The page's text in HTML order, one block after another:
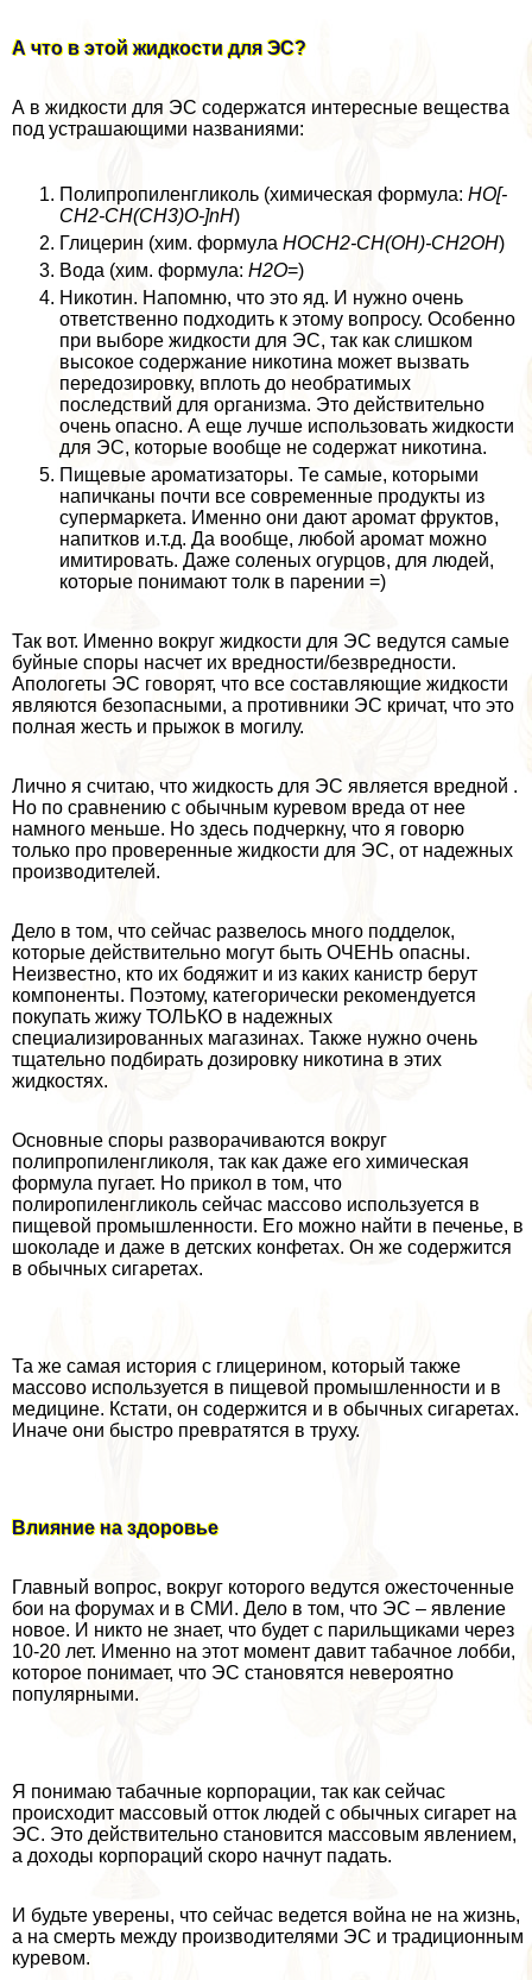
А что в этой жидкости для ЭС?
А в жидкости для ЭС содержатся интересные вещества
под устрашающими названиями:
Полипропиленгликоль (химическая формула: HO[-
CH2-CH(CH3)O-]nH)
Глицерин (хим. формула HOCH2-CH(OH)-CH2OH)
Вода (хим. формула: H2O=)
Никотин. Напомню, что это яд. И нужно очень
ответственно подходить к этому вопросу. Особенно
при выборе жидкости для ЭС, так как слишком
высокое содержание никотина может вызвать
передозировку, вплоть до необратимых
последствий для организма. Это действительно
очень опасно. А еще лучше использовать жидкости
для ЭС, которые вообще не содержат никотина.
Пищевые ароматизаторы. Те самые, которыми
напичканы почти все современные продукты из
супермаркета. Именно они дают аромат фруктов,
напитков и.т.д. Да вообще, любой аромат можно
имитировать. Даже соленых огурцов, для людей,
которые понимают толк в парении =)
Так вот. Именно вокруг жидкости для ЭС ведутся самые
буйные споры насчет их вредности/безвредности.
Апологеты ЭС говорят, что все составляющие жидкости
являются безопасными, а противники ЭС кричат, что это
полная жесть и прыжок в могилу.
Лично я считаю, что жидкость для ЭС является вредной .
Но по сравнению с обычным куревом вреда от нее
намного меньше. Но здесь подчеркну, что я говорю
только про проверенные жидкости для ЭС, от надежных
производителей.
Дело в том, что сейчас развелось много подделок,
которые действительно могут быть ОЧЕНЬ опасны.
Неизвестно, кто их бодяжит и из каких канистр берут
компоненты. Поэтому, категорически рекомендуется
покупать жижу ТОЛЬКО в надежных
специализированных магазинах. Также нужно очень
тщательно подбирать дозировку никотина в этих
жидкостях.
Основные споры разворачиваются вокруг
полипропиленгликоля, так как даже его химическая
формула пугает. Но прикол в том, что
полиропиленгликоль сейчас массово используется в
пищевой промышленности. Его можно найти в печенье, в
шоколаде и даже в детских конфетах. Он же содержится
в обычных сигаретах.
Та же самая история с глицерином, который также
массово используется в пищевой промышленности и в
медицине. Кстати, он содержится и в обычных сигаретах.
Иначе они быстро превратятся в труху.
Влияние на здоровье
Главный вопрос, вокруг которого ведутся ожесточенные
бои на форумах и в СМИ. Дело в том, что ЭС – явление
новое. И никто не знает, что будет с парильщиками через
10-20 лет. Именно на этот момент давит табачное лобби,
которое понимает, что ЭС становятся невероятно
популярными.
Я понимаю табачные корпорации, так как сейчас
происходит массовый отток людей с обычных сигарет на
ЭС. Это действительно становится массовым явлением,
а доходы корпораций скоро начнут падать.
И будьте уверены, что сейчас ведется война не на жизнь,
а на cмepть между производителями ЭС и традиционным
куревом.